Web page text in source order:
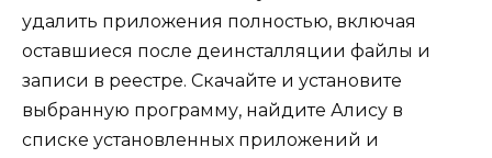
удалить приложения полностью, включая
оставшиеся после деинсталляции файлы и
записи в реестре. Скачайте и установите
выбранную программу, найдите Алису в
списке установленных приложений и